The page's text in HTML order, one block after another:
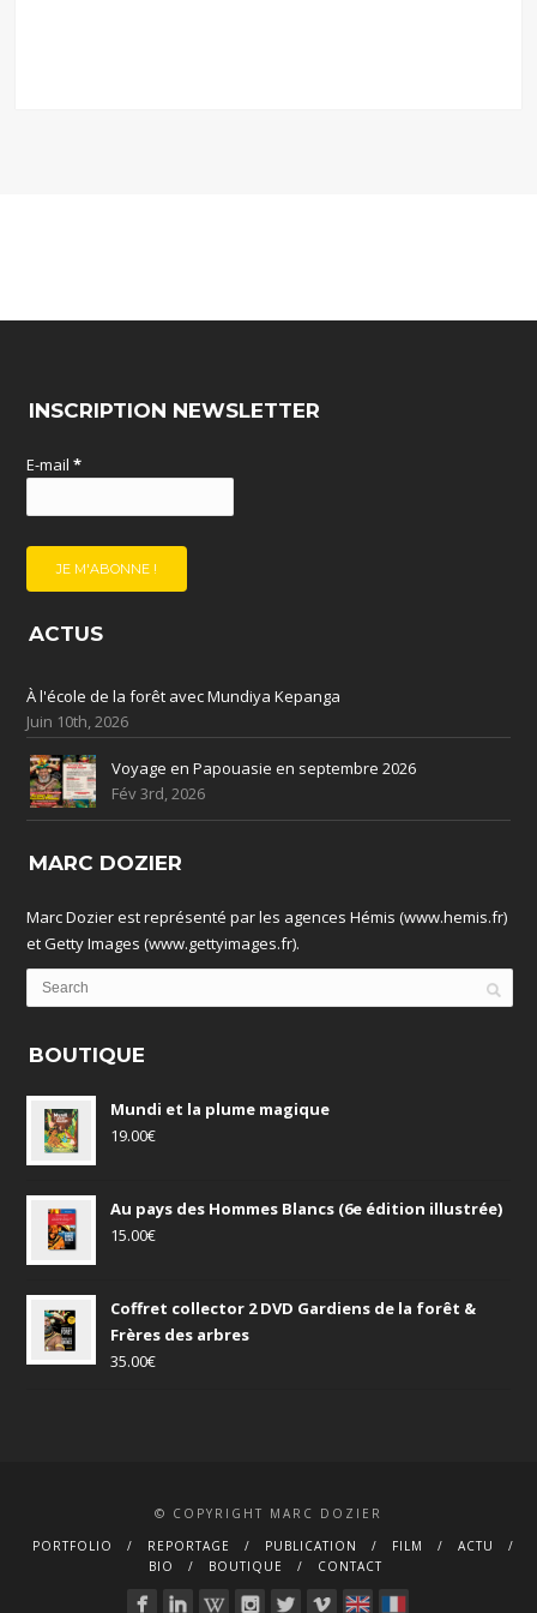
INSCRIPTION NEWSLETTER
E-mail*
ACTUS
À l'école de la forêt avec Mundiya Kepanga
Juin 10th, 2026
Voyage en Papouasie en septembre 2026
Fév 3rd, 2026
MARC DOZIER
Marc Dozier est représenté par les agences Hémis (www.hemis.fr)
et Getty Images (www.gettyimages.fr).
BOUTIQUE
Mundi et la plume magique
19.00€
Au pays des Hommes Blancs (6e édition illustrée)
15.00€
Coffret collector 2 DVD Gardiens de la forêt &
Frères des arbres
35.00€
© COPYRIGHT MARC DOZIER
PORTFOLIO
REPORTAGE PUBLICATION FILM
ACTU
BIO
BOUTIQUE CONTACT